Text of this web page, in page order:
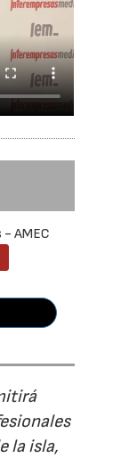
AMEC
la isla,